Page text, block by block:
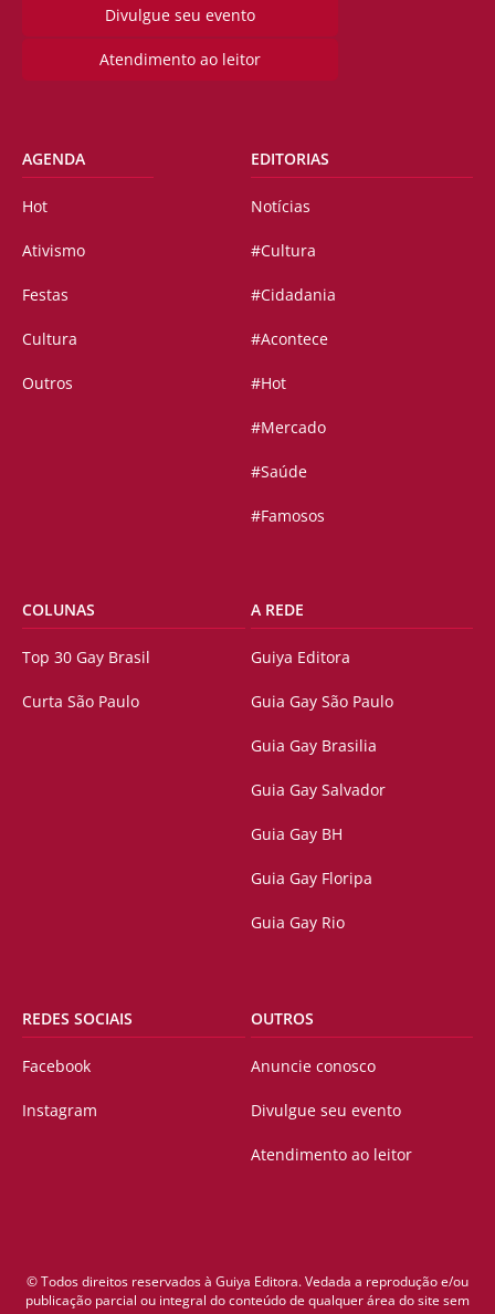
Divulgue seu evento
Atendimento ao leitor
AGENDA
Hot
Ativismo
Festas
Cultura
Outros
EDITORIAS
Notícias
#Cultura
#Cidadania
#Acontece
#Hot
#Mercado
#Saúde
#Famosos
COLUNAS
Top 30 Gay Brasil
Curta São Paulo
A REDE
Guiya Editora
Guia Gay São Paulo
Guia Gay Brasilia
Guia Gay Salvador
Guia Gay BH
Guia Gay Floripa
Guia Gay Rio
REDES SOCIAIS
Facebook
Instagram
OUTROS
Anuncie conosco
Divulgue seu evento
Atendimento ao leitor
© Todos direitos reservados à Guiya Editora. Vedada a reprodução e/ou
publicação parcial ou integral do conteúdo de qualquer área do site sem